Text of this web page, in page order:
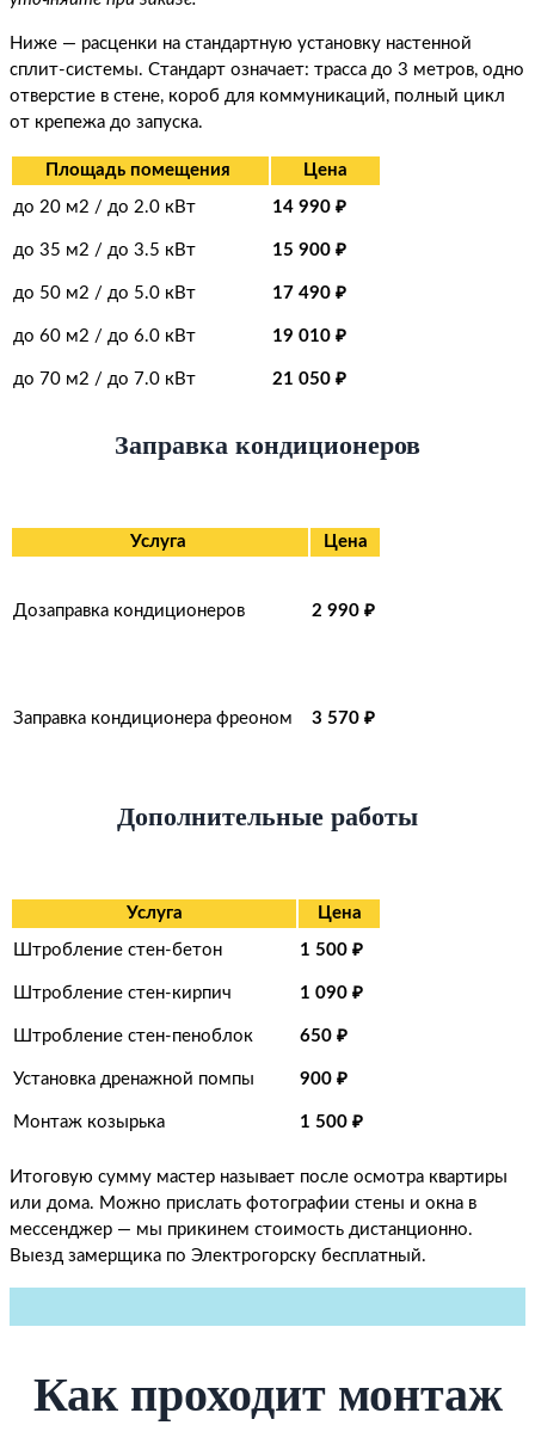
Ниже — расценки на стандартную установку настенной
сплит-системы. Стандарт означает: трасса до 3 метров, одно
отверстие в стене, короб для коммуникаций, полный цикл
от крепежа до запуска.
Площадь помещения Цена
до 20 м2 / до 2.0 кВт 14 990 ₽
до 35 м2 / до 3.5 кВт 15 900 ₽
до 50 м2 / до 5.0 кВт 17 490 ₽
до 60 м2 / до 6.0 кВт 19 010 ₽
до 70 м2 / до 7.0 кВт 21 050 ₽
Заправка кондиционеров
Услуга Цена
Дозаправка кондиционеров 2 990 ₽
Заправка кондиционера фреоном 3 570 ₽
Дополнительные работы
Услуга Цена
Штробление стен-бетон 1 500 ₽
Штробление стен-кирпич 1 090 ₽
Штробление стен-пеноблок 650 ₽
Установка дренажной помпы 900 ₽
Монтаж козырька 1 500 ₽
Итоговую сумму мастер называет после осмотра квартиры
или дома. Можно прислать фотографии стены и окна в
мессенджер — мы прикинем стоимость дистанционно.
Выезд замерщика по Электрогорску бесплатный.
Как проходит монтаж